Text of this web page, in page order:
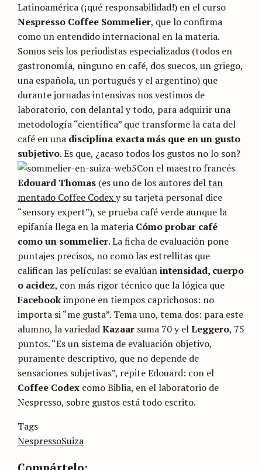
Latinoamérica (¡qué responsabilidad!) en el curso
Nespresso Coffee Sommelier, que lo confirma
como un entendido internacional en la materia.
Somos seis los periodistas especializados (todos en
gastronomía, ninguno en café, dos suecos, un griego,
una española, un portugués y el argentino) que
durante jornadas intensivas nos vestimos de
laboratorio, con delantal y todo, para adquirir una
metodología “científica” que transforme la cata del
café en una disciplina exacta más que en un gusto
subjetivo. Es que, ¿acaso todos los gustos no lo son?
Con el maestro francés
Edouard Thomas (es uno de los autores deltan
mentado Coffee Codexy su tarjeta personal dice
“sensory expert”), se prueba café verde aunque la
epifanía llega en la materia Cómo probar café
como un sommelier. La ficha de evaluación pone
puntajes precisos, no como las estrellitas que
califican las películas: se evalúanintensidad, cuerpo
o acidez, con más rigor técnico que la lógica que
Facebookimpone en tiempos caprichosos: no
importa si “me gusta”. Tema uno, tema dos: para este
alumno, la variedadKazaar suma 70 y elLeggero, 75
puntos. “Es un sistema de evaluación objetivo,
puramente descriptivo, que no depende de
sensaciones subjetivas”, repite Edouard: con el
Coffee Codex como Biblia, en el laboratorio de
Nespresso, sobre gustos está todo escrito.
Categories
categoría
Tags
NespressoSuiza